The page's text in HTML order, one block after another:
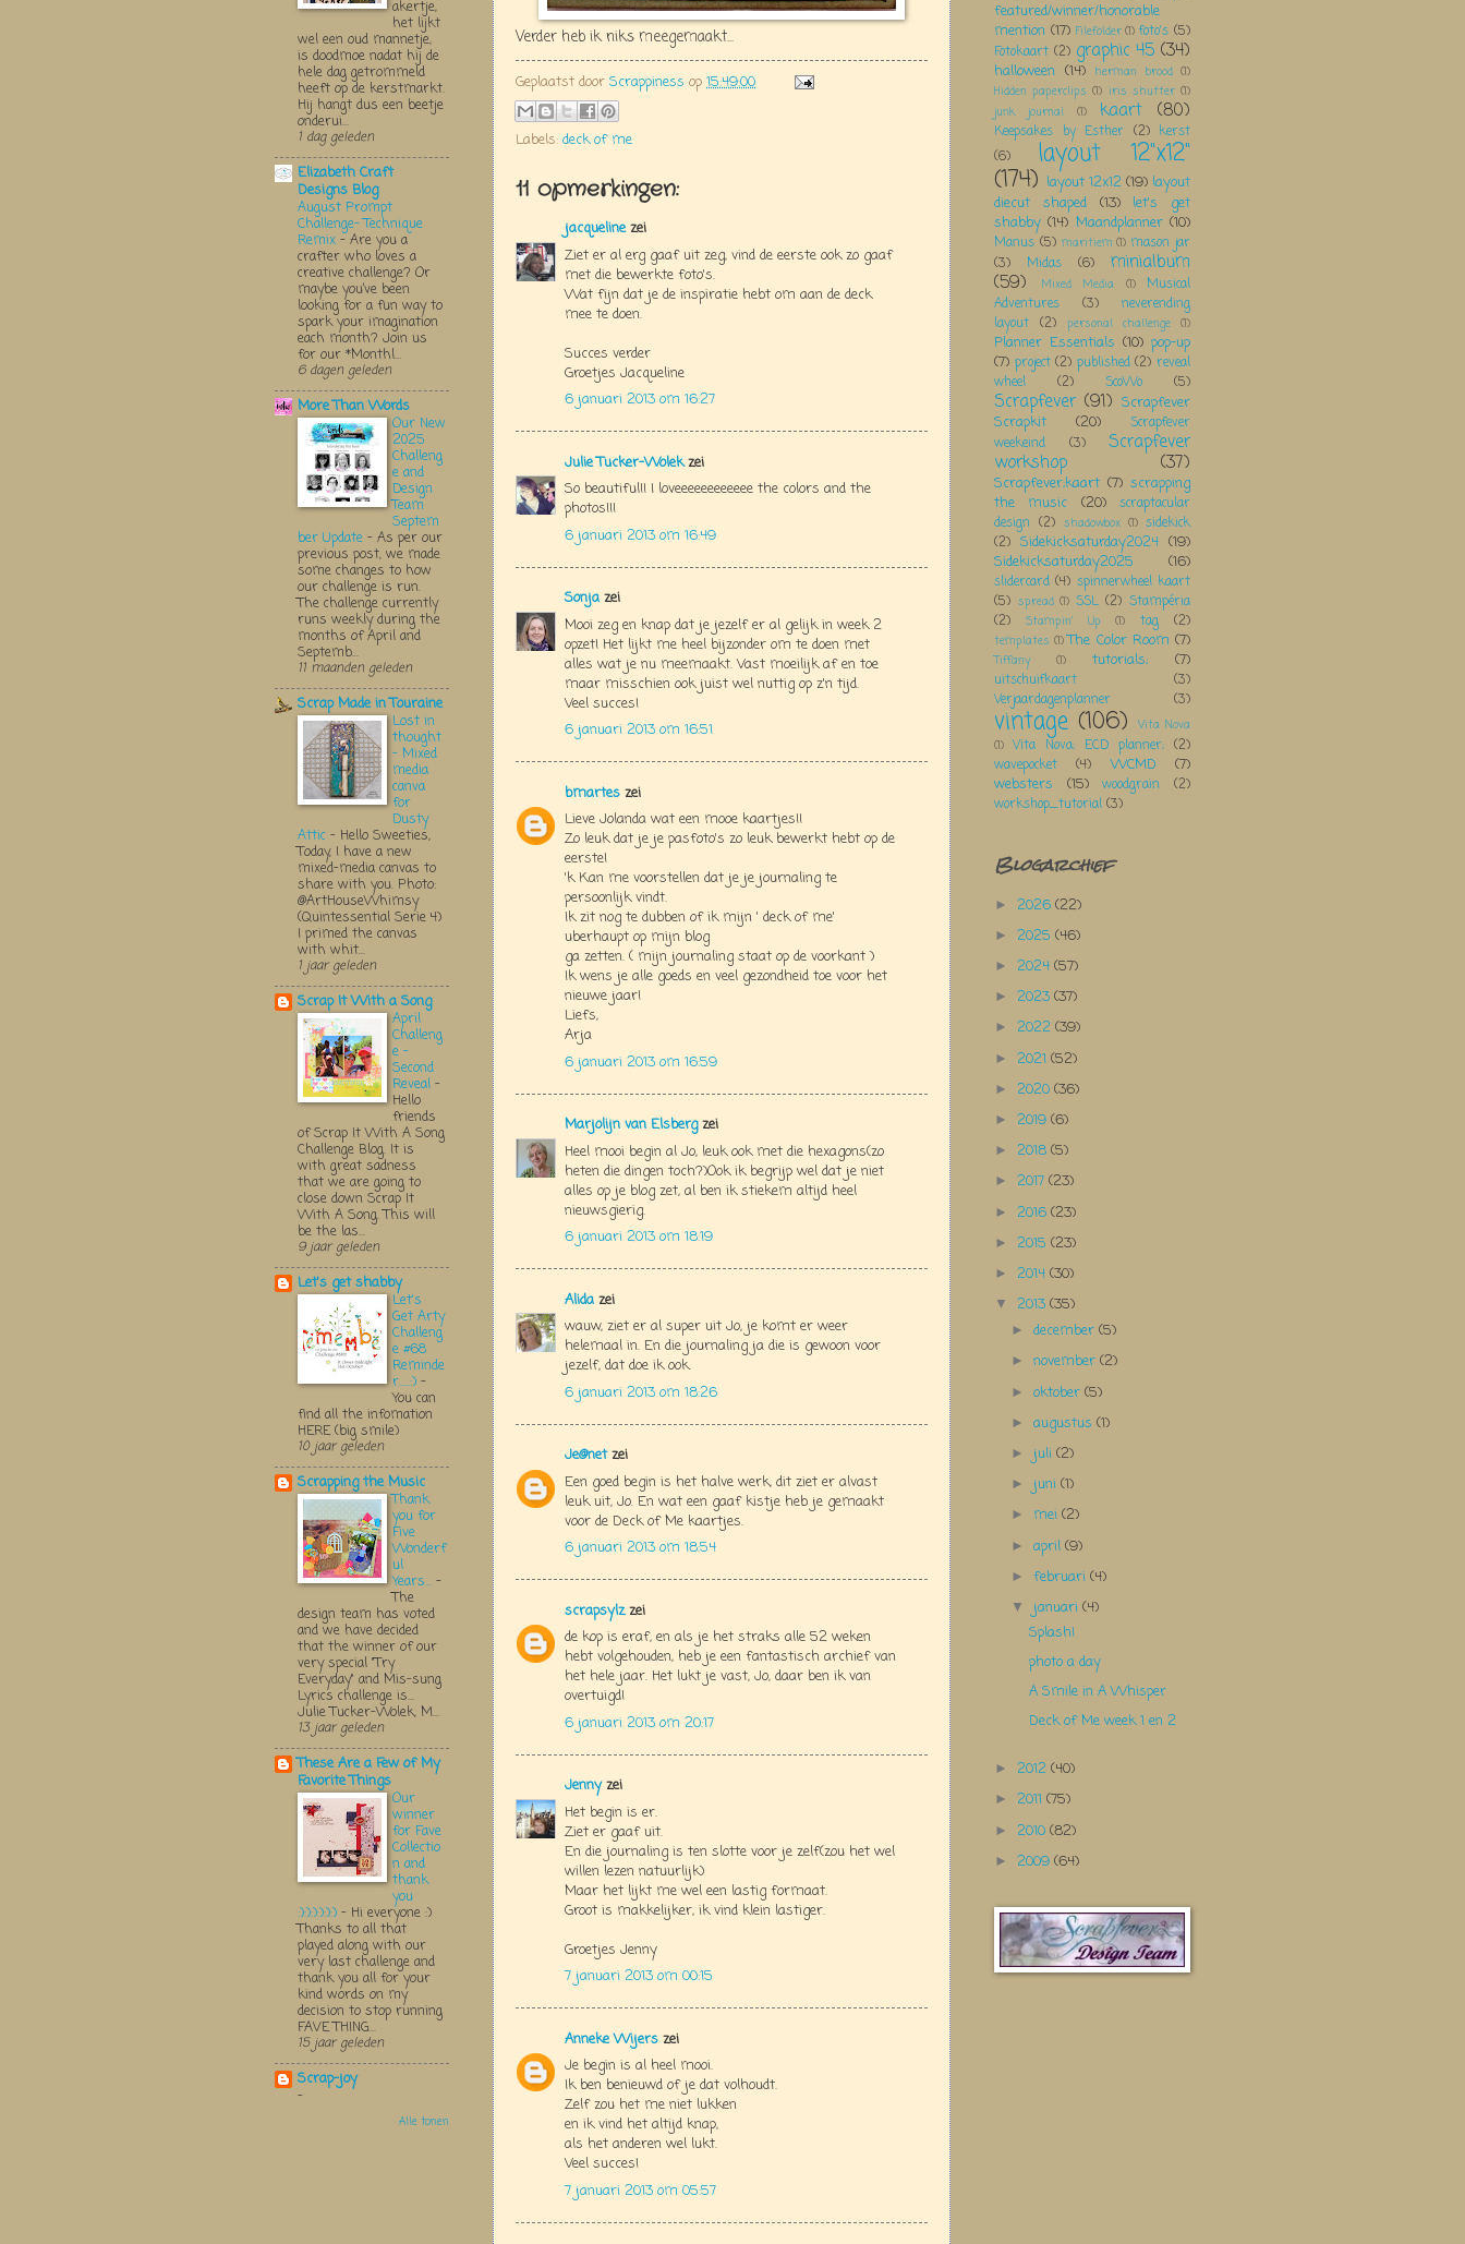
Verder heb ik niks meegemaakt...
Geplaatst door Scrappiness op 15:49:00
Labels: deck of me
11 opmerkingen:
jacquelinezei
Ziet er al erg gaaf uit zeg, vind de eerste ook zo gaaf
met die bewerkte foto's.
Wat fijn dat je de inspiratie hebt om aan de deck
mee te doen.
Succes verder
Groetjes Jacqueline
6 januari 2013 om 16:27
Julie Tucker-Wolekzei
So beautiful!! I loveeeeeeeeeeee the colors and the
photos!!!
6 januari 2013 om 16:49
Sonja zei
Mooi zeg en knap dat je jezelf er al gelijk in week 2
opzet! Het lijkt me heel bijzonder om te doen met
alles wat je nu meemaakt. Vast moeilijk af en toe
maar misschien ook juist wel nuttig op z'n tijd.
Veel succes!
6 januari 2013 om 16:51
bmartes zei
Lieve Jolanda wat een mooe kaartjes!!
Zo leuk dat je je pasfoto's zo leuk bewerkt hebt op de
eerste!
'k Kan me voorstellen dat je je journaling te
persoonlijk vindt.
Ik zit nog te dubben of ik mijn ' deck of me'
uberhaupt op mijn blog
ga zetten. ( mijn journaling staat op de voorkant )
Ik wens je alle goeds en veel gezondheid toe voor het
nieuwe jaar!
Liefs,
Arja
6 januari 2013 om 16:59
Marjolijn van Elsbergzei
Heel mooi begin al Jo, leuk ook met die hexagons(zo
heten die dingen toch?)Ook ik begrijp wel dat je niet
alles op je blog zet, al ben ik stiekem altijd heel
nieuwsgierig.
6 januari 2013 om 18:19
Alida zei
wauw, ziet er al super uit Jo, je komt er weer
helemaal in. En die journaling ja die is gewoon voor
jezelf, dat doe ik ook.
6 januari 2013 om 18:26
Je@netzei
Een goed begin is het halve werk, dit ziet er alvast
leuk uit, Jo. En wat een gaaf kistje heb je gemaakt
voor de Deck of Me kaartjes.
6 januari 2013 om 18:54
scrapsylzzei
de kop is eraf, en als je het straks alle 52 weken
hebt volgehouden, heb je een fantastisch archief van
het hele jaar. Het lukt je vast, Jo, daar ben ik van
overtuigd!
6 januari 2013 om 20:17
Jennyzei
Het begin is er.
Ziet er gaaf uit.
En die journaling is ten slotte voor je zelf(zou het wel
willen lezen natuurlijk)
Maar het lijkt me wel een lastig formaat.
Groot is makkelijker, ik vind klein lastiger.
Groetjes Jenny
7 januari 2013 om 00:15
Anneke Wijers zei
Je begin is al heel mooi.
Ik ben benieuwd of je dat volhoudt.
Zelf zou het me niet lukken
en ik vind het altijd knap,
als het anderen wel lukt.
Veel succes!
7 januari 2013 om 05:57
akertje,
het lijkt
wel een oud mannetje,
is doodmoe nadat hij de
hele dag getrommeld
heeft op de kerstmarkt.
Hij hangt dus een beetje
onderui...
1 dag geleden
Elizabeth Craft
Designs Blog
August Prompt
Challenge- Technique
Remix - Are you a
crafter who loves a
creative challenge? Or
maybe you’ve been
looking for a fun way to
spark your imagination
each month? Join us
for our *Monthl...
6 dagen geleden
More Than Words
Our New
2025
Challeng
e and
Design
Team
Septem
ber Update - As per our
previous post, we made
some changes to how
our challenge is run.
The challenge currently
runs weekly during the
months of April and
Septemb...
11 maanden geleden
Scrap Made in Touraine
Lost in
thought
- Mixed
media
canva
for
Dusty
Attic - Hello Sweeties,
Today, I have a new
mixed-media canvas to
share with you. Photo:
@ArtHouseWhimsy
(Quintessential Serie 4)
I primed the canvas
with whit...
1 jaar geleden
Scrap It With a Song
April
Challeng
e -
Second
Reveal -
Hello
friends
of Scrap It With A Song
Challenge Blog. It is
with great sadness
that we are going to
close down Scrap It
With A Song. This will
be the las...
9 jaar geleden
Let's get shabby
Let's
Get Arty
Challeng
e #68
Reminde
r.....:) -
You can
find all the infomation
HERE (big smile)
10 jaar geleden
Scrapping the Music
Thank
you for
Five
Wonderf
ul
Years... -
The
design team has voted
and we have decided
that the winner of our
very special "Try
Everyday" and Mis-sung
Lyrics challenge is...
Julie Tucker-Wolek, M...
13 jaar geleden
These Are a Few of My
Favorite Things
Our
winner
for Fave
Collectio
n and
thank
you
:):):):):):) - Hi everyone :)
Thanks to all that
played along with our
very last challenge and
thank you all for your
kind words on my
decision to stop running
FAVE THING...
15 jaar geleden
Scrap-joy
-
Alle tonen
featured/winner/honorable
mention (17) Filefolder (1) foto's (5)
Fotokaart (2) graphic 45 (34)
halloween (14) herman brood (1)
Hidden paperclips (1) iris shutter (1)
junk journal
(1) kaart (80)
Keepsakes by Esther (2) kerst
(6)
layout 12"x12"
(174) layout 12x12 (19) layout
diecut shaped
(13)
let's get
shabby (14) Maandplanner (10)
Manus (5) maritiem (1) mason jar
(3)
Midas (6) minialbum
(59) Mixed Media (1)
Musical
Adventures
(3)
neverending
layout (2) personal challenge (1)
Planner Essentials (10) pop-up
(7) project (2) published (2) reveal
wheel
(2) ScoWo (5)
Scrapfever (91) Scrapfever
Scrapkit
(20)
Scrapfever
weekeind
(3) Scrapfever
workshop (37)
Scrapfever;kaart (7) scrapping
the music
(20)
scraptacular
design (2) shadowbox (1) sidekick
(2) Sidekicksaturday2024 (19)
Sidekicksaturday2025
(16)
slidercard (4) spinnerwheel kaart
(5) spread (1) SSL (2) Stampéria
(2)
Stampin' Up (1) tag (2)
templates (1) The Color Room (7)
Tiffany (1) tutorials; (7)
uitschuifkaart
(3)
Verjaardagenplanner
(3)
vintage (106)
Vita Nova
(1) Vita Nova; ECD planner; (2)
wavepocket
(4) WCMD
(7)
websters
(15) woodgrain
(2)
workshop_tutorial (3)
Blogarchief
► 2026 (22)
► 2025 (46)
► 2024 (57)
► 2023 (37)
► 2022 (39)
► 2021 (52)
► 2020 (36)
► 2019 (6)
► 2018 (5)
► 2017 (23)
► 2016 (23)
► 2015 (23)
► 2014 (30)
▼ 2013 (35)
►december(5)
►november(2)
►oktober(5)
►augustus(1)
► juli(2)
► juni(1)
► mei(2)
►april(9)
►februari(4)
▼ januari(4)
Splash!
photo a day
A Smile in A Whisper
Deck of Me week 1 en 2
► 2012 (40)
► 2011 (75)
► 2010 (82)
► 2009 (64)